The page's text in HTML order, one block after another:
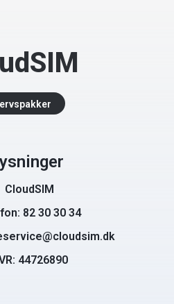
CloudSIM
82 30 30 34
44726890